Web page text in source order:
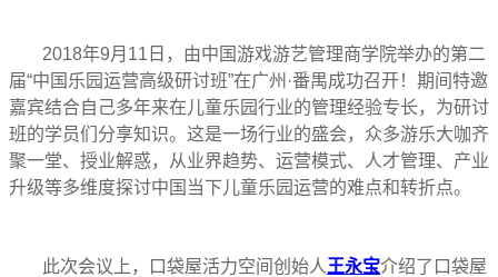
2018年9月11日，由中国游戏游艺管理商学院举办的第二
届“中国乐园运营高级研讨班”在广州·番禺成功召开！期间特邀
嘉宾结合自己多年来在儿童乐园行业的管理经验专长，为研讨
班的学员们分享知识。这是一场行业的盛会，众多游乐大咖齐
聚一堂、授业解惑，从业界趋势、运营模式、人才管理、产业
升级等多维度探讨中国当下儿童乐园运营的难点和转折点。
此次会议上，口袋屋活力空间创始人 王永宝介绍了口袋屋